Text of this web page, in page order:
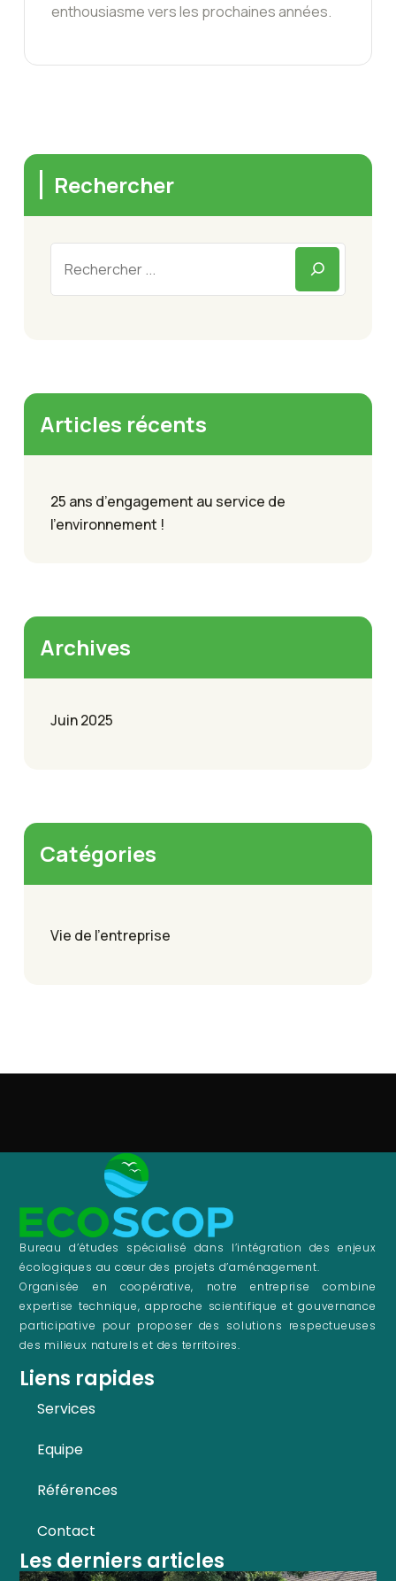
enthousiasme vers les prochaines années.
Rechercher
Articles récents
25 ans d’engagement au service de
l’environnement !
Archives
Juin 2025
Catégories
Vie de l'entreprise
Bureau d’études spécialisé dans l’intégration des enjeux
écologiques au cœur des projets d’aménagement.
Organisée en coopérative, notre entreprise combine
expertise technique, approche scientifique et gouvernance
participative pour proposer des solutions respectueuses
des milieux naturels et des territoires.
Liens rapides
Services
Equipe
Références
Contact
Les derniers articles